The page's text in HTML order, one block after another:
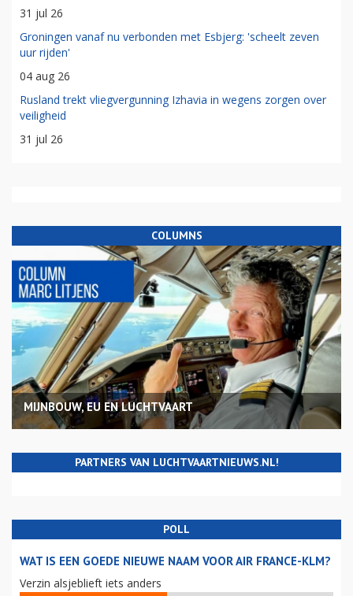
31 jul 26
Groningen vanaf nu verbonden met Esbjerg: 'scheelt zeven
uur rijden'
04 aug 26
Rusland trekt vliegvergunning Izhavia in wegens zorgen over
veiligheid
31 jul 26
COLUMNS
MIJNBOUW, EU EN LUCHTVAART
PARTNERS VAN LUCHTVAARTNIEUWS.NL!
POLL
WAT IS EEN GOEDE NIEUWE NAAM VOOR AIR FRANCE-KLM?
Verzin alsjeblieft iets anders